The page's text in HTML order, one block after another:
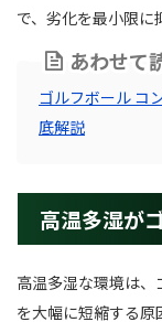
で、劣化を最小限に
あわせて
ゴルフボール コ
底解説
高温多湿が
高温多湿な環境は
を大幅に短縮する原